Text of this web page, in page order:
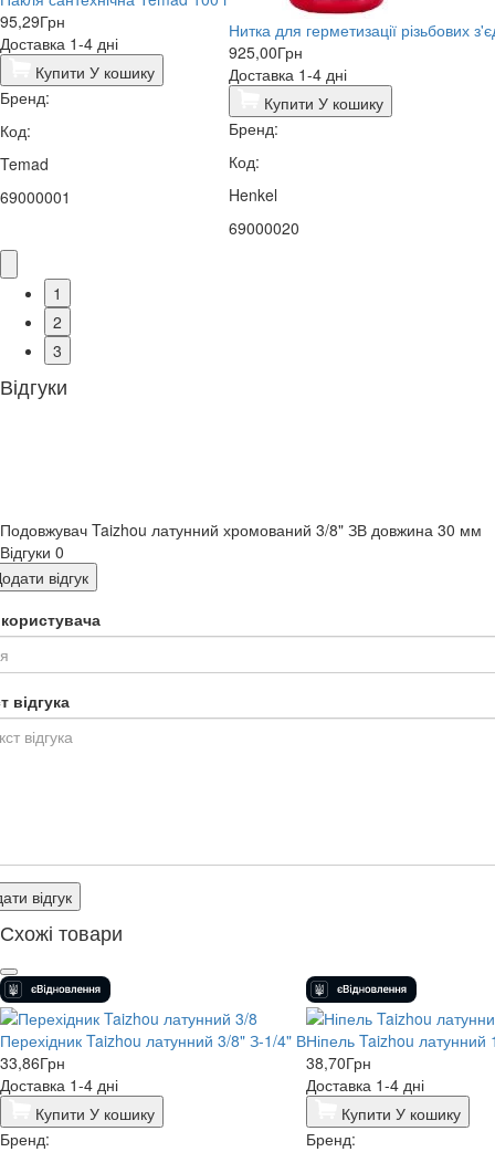
95,29Грн
Доставка 1-4 дні
Купити У кошику
Бренд:
Код:
Temad
69000001
Нитка для герметизації різьбових
925,00Грн
Доставка 1-4 дні
Купити У кошику
Бренд:
Код:
Henkel
69000020
1
2
3
Відгуки
Подовжувач Taizhou латунний хромований 3/8" ЗВ довжина 30 мм
Відгуки 0
відгук
відгука
відгук
Схожі товари
Перехідник Taizhou латунний 3/8" З-1/4" В
33,86Грн
Доставка 1-4 дні
Купити У кошику
Бренд:
Ніпель Taizhou латунний
38,70Грн
Доставка 1-4 дні
Купити У кошику
Бренд: